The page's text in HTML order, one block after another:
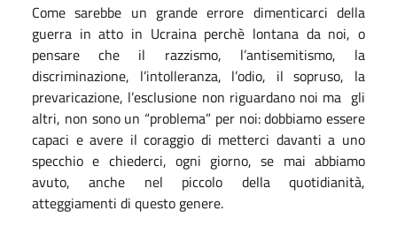
Come sarebbe un grande errore dimenticarci della
guerra in atto in Ucraina perchè lontana da noi, o
pensare che il razzismo, l’antisemitismo, la
discriminazione, l’intolleranza, l’odio, il sopruso, la
prevaricazione, l’esclusione non riguardano noi ma gli
altri, non sono un “problema” per noi: dobbiamo essere
capaci e avere il coraggio di metterci davanti a uno
specchio e chiederci, ogni giorno, se mai abbiamo
avuto, anche nel piccolo della quotidianità,
atteggiamenti di questo genere.